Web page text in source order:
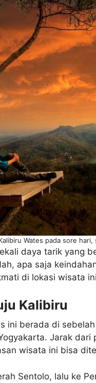
Wates pada sore hari,
daya tarik yang
apa saja
di lokasi wisata
Kalibiru
ini berada di
Jarak
wisata ini bisa
Sentolo, lalu ke